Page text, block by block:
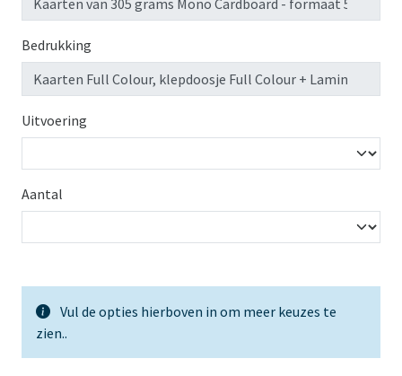
Bedrukking
Uitvoering
Aantal
Vul de opties hierboven in om meer keuzes te
zien..